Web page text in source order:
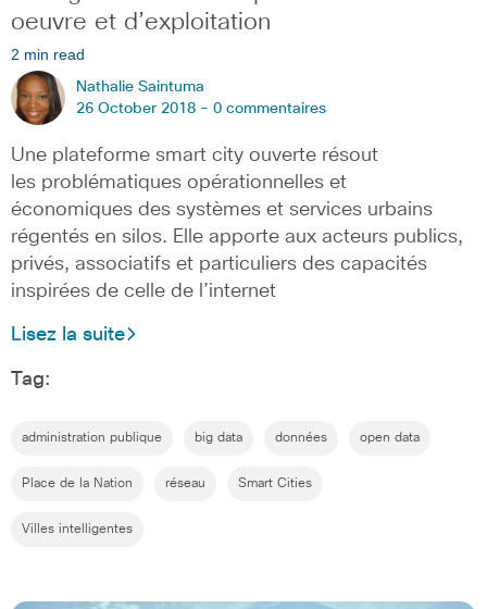
oeuvre et d’exploitation
2 min read
Nathalie Saintuma
26 October 2018 - 0 commentaires
Une plateforme smart city ouverte résout
les problématiques opérationnelles et
économiques des systèmes et services urbains
régentés en silos. Elle apporte aux acteurs publics,
privés, associatifs et particuliers des capacités
inspirées de celle de l’internet
Lisez la suite
Tag:
administration publique big data données open data
Place de la Nation réseau Smart Cities
Villes intelligentes